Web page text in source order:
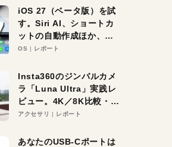
iOS 27（ベータ版）を試
す。Siri AI、ショートカ
ットの自動作成ほか、期
待大の便利機能5選。
る未来はすぐそこ！
OS レポート
Insta360のジンバルカメ
ラ「Luna Ultra」実践レ
ビュー。4K／8K比較・ズ
ーム・夜間撮影をチェッ
アクセサリ レポート
あなたのUSB-Cポートは